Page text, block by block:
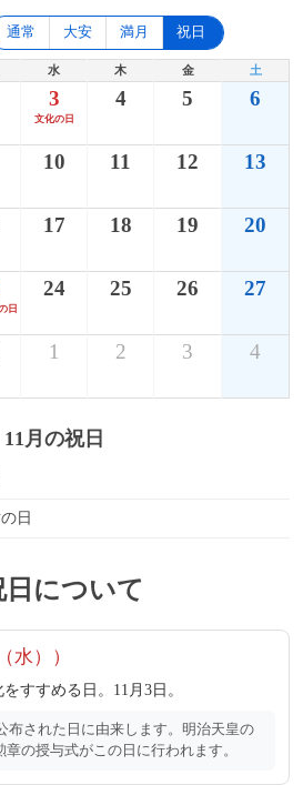
通常 大安 満月 祝日
水 木 金 土
3
文化の日
4 5 6
10 11 12 13
17 18 19 20
日
24 25 26 27
1 2 3 4
11月の祝日
日
日について
水））
すすめる日。11月3日。
布された日に由来します。明治天皇の
の授与式がこの日に行われます。